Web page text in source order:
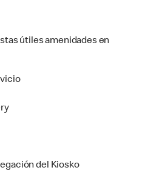
útiles amenidades en
del Kiosko